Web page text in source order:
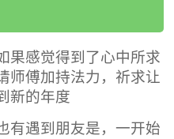
果感觉得到了心中所求
师傅加持法力，祈求让
新的年度
有遇到朋友是，一开始